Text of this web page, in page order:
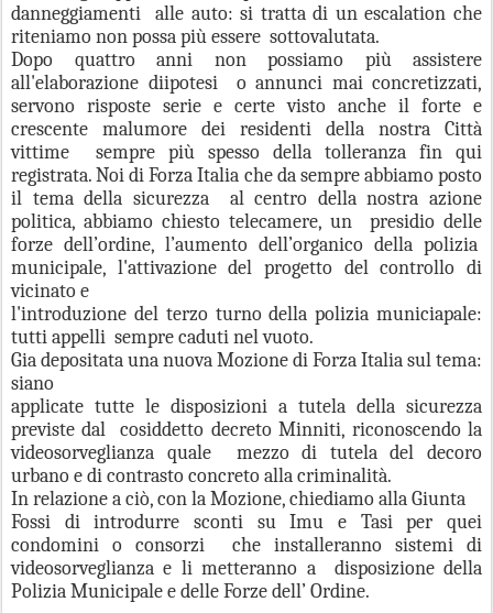
danneggiamenti alle auto: si tratta di un escalation che
riteniamo non possa più essere sottovalutata.
Dopo quattro anni non possiamo più assistere
all'elaborazione diipotesi o annunci mai concretizzati,
servono risposte serie e certe visto anche il forte e
crescente malumore dei residenti della nostra Città
vittime sempre più spesso della tolleranza fin qui
registrata. Noi di Forza Italia che da sempre abbiamo posto
il tema della sicurezza al centro della nostra azione
politica, abbiamo chiesto telecamere, un presidio delle
forze dell’ordine, l’aumento dell’organico della polizia
municipale, l'attivazione del progetto del controllo di
vicinato e
l'introduzione del terzo turno della polizia municiapale:
tutti appelli sempre caduti nel vuoto.
Gia depositata una nuova Mozione di Forza Italia sul tema:
siano
applicate tutte le disposizioni a tutela della sicurezza
previste dal cosiddetto decreto Minniti, riconoscendo la
videosorveglianza quale mezzo di tutela del decoro
urbano e di contrasto concreto alla criminalità.
In relazione a ciò, con la Mozione, chiediamo alla Giunta
Fossi di introdurre sconti su Imu e Tasi per quei
condomini o consorzi che installeranno sistemi di
videosorveglianza e li metteranno a disposizione della
Polizia Municipale e delle Forze dell’ Ordine.